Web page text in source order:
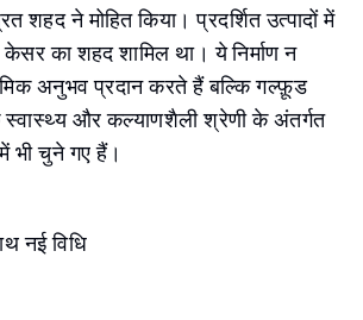
शहद ने मोहित किया। प्रदर्शित उत्पादों में
का शहद शामिल था। ये निर्माण न
अनुभव प्रदान करते हैं बल्कि गल्फ़ूड
स्वास्थ्य और कल्याणशैली श्रेणी के अंतर्गत
भी चुने गए हैं।
नई विधि